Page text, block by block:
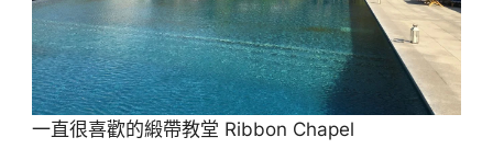
一直很喜歡的緞帶教堂 Ribbon Chapel